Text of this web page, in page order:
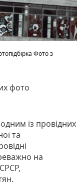
Фото з
фото
із провідних
та
на